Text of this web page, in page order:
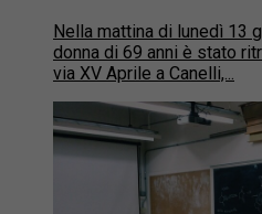
Nella mattina di lunedì 13
donna di 69 anni è stato
via XV Aprile a Canelli,...